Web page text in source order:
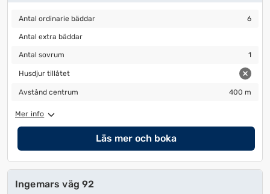
Antal ordinarie bäddar
Antal ordinarie bäddar 6
Antal extra bäddar
Antal extra bäddar
Antal sovrum
Antal sovrum 1
Husdjur tillåtet
Husdjur tillåtet
Avstånd centrum
Avstånd centrum 400 m
Mer info
Läs mer och boka
Ingemars väg 92